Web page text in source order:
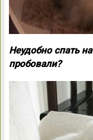
Неудобно спать
пробовали?